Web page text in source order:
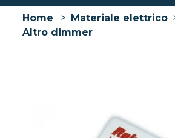
Home > Materiale elettrico
Altro dimmer